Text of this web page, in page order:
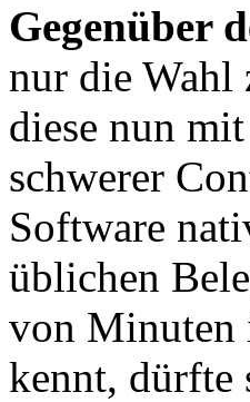
Gegenüber
nur die Wahl
diese nun
schwerer
Software
üblichen
von Minuten
kennt, dürfte